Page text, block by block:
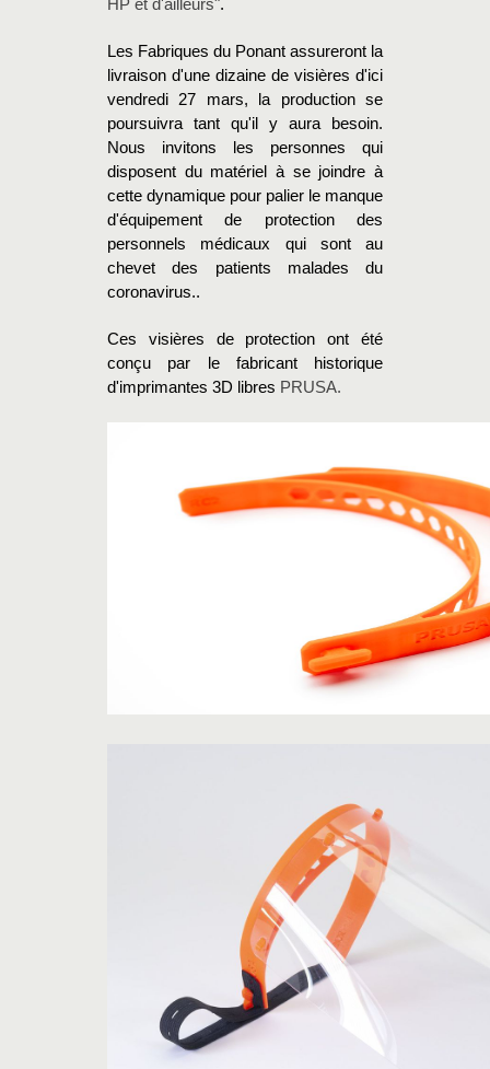
HP et d'ailleurs".
Les Fabriques du Ponant assureront la
livraison d'une dizaine de visières d'ici
vendredi 27 mars, la production se
poursuivra tant qu'il y aura besoin.
Nous invitons les personnes qui
disposent du matériel à se joindre à
cette dynamique pour palier le manque
d'équipement de protection des
personnels médicaux qui sont au
chevet des patients malades du
coronavirus..
Ces visières de protection ont été
conçu par le fabricant historique
d'imprimantes 3D libres PRUSA.